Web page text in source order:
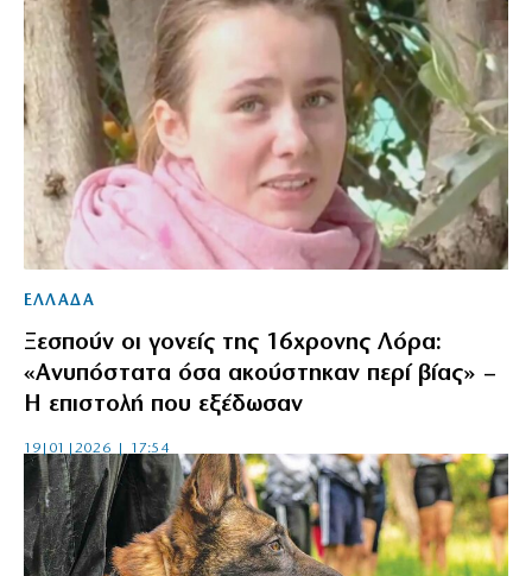
ΕΛΛΑΔΑ
Ξεσπούν οι γονείς της 16χρονης Λόρα:
«Ανυπόστατα όσα ακούστηκαν περί βίας» –
Η επιστολή που εξέδωσαν
19|01|2026 | 17:54